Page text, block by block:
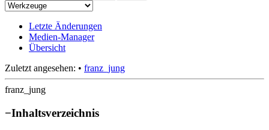
Letzte Änderungen
Medien-Manager
Übersicht
Zuletzt angesehen: • franz_jung
franz_jung
−Inhaltsverzeichnis